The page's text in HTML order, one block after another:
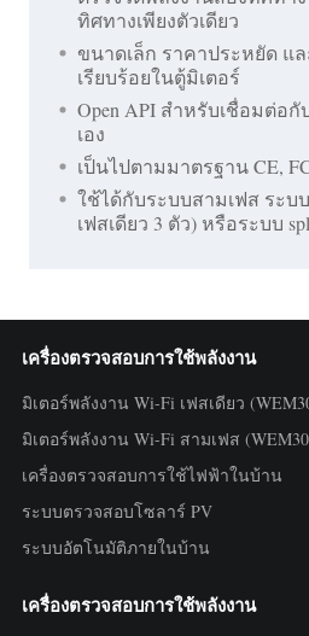
ทิศทางเพียงตัวเดียว
ขนาดเล็ก ราคาประหยัด แ
เรียบร้อยในตู้มิเตอร์
Open API สำหรับเชื่อมต่อ
เอง
เป็นไปตามมาตรฐาน CE,
ใช้ได้กับระบบสามเฟส ระบ
เฟสเดียว 3 ตัว) หรือระบบ
เครื่องตรวจสอบการใช้พลังงาน
มิเตอร์พลังงาน Wi-Fi เฟสเดียว
มิเตอร์พลังงาน Wi-Fi สามเฟส
เครื่องตรวจสอบการใช้ไฟฟ้าในบ้าน
ระบบตรวจสอบโซลาร์ PV
ระบบอัตโนมัติภายในบ้าน
เครื่องตรวจสอบการใช้พลังงาน